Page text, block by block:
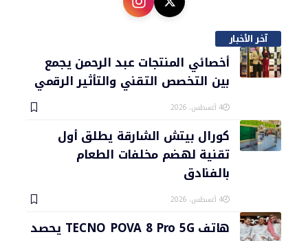
آخر الأخبار
أخصائي المنتجات عبد الرحمن يجمع
بين التخصص التقني والتأثير الرقمي
4 أغسطس، 2026
كورال بيتش الشارقة يطلق أول
تقنية لهضم مخلفات الطعام
بالفنادق
4 أغسطس، 2026
هاتف TECNO POVA 8 Pro 5G يحصد